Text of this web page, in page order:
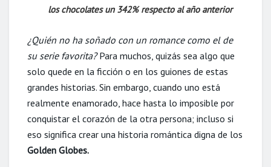
los chocolates un 342% respecto al año anterior
¿Quién no ha soñado con un romance como el de
su serie favorita?Para muchos, quizás sea algo que
solo quede en la ficción o en los guiones de estas
grandes historias. Sin embargo, cuando uno está
realmente enamorado, hace hasta lo imposible por
conquistar el corazón de la otra persona; incluso si
eso significa crear una historia romántica digna de los
Golden Globes.